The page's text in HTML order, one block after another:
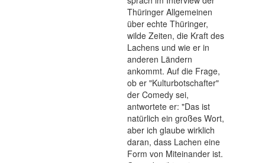
Thüringer Allgemeinen
über echte Thüringer,
wilde Zeiten, die Kraft des
Lachens und wie er in
anderen Ländern
ankommt. Auf die Frage,
ob er "Kulturbotschafter"
der Comedy sei,
antwortete er: "Das ist
natürlich ein großes Wort,
aber ich glaube wirklich
daran, dass Lachen eine
Form von Miteinander ist.